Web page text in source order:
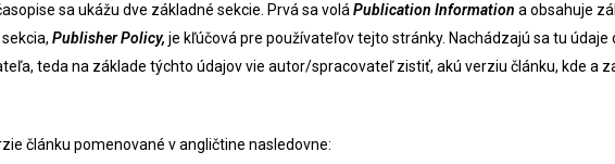
sa ukážu dve základné sekcie. Prvá sa voláPublication Informationa obsahuje
sekcia,Publisher Policy,je kľúčová pre používateľov tejto stránky. Nachádzajú sa tu
teda na základe týchto údajov vie autor/spracovateľ zistiť, akú verziu článku, kde a
článku pomenované v angličtine nasledovne: